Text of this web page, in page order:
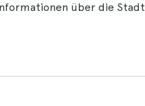
über die Stadt